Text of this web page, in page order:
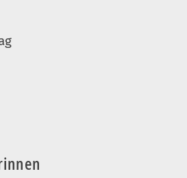
LAG Hospiz